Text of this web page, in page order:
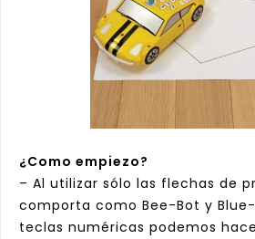
¿Como empiezo?
– Al utilizar sólo las flechas de
comporta como Bee-Bot y
teclas numéricas podemos